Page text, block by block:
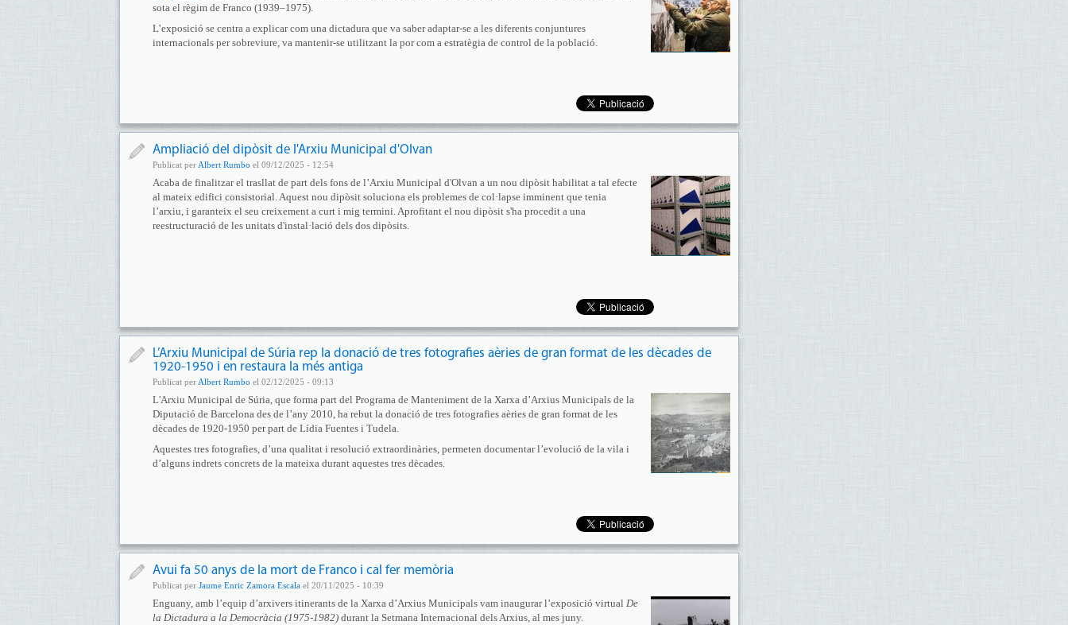
sota el règim de Franco (1939–1975).
L’exposició se centra a explicar com una dictadura que va saber adaptar-se a les diferents conjuntures
internacionals per sobreviure, va mantenir-se utilitzant la por com a estratègia de control de la població.
Ampliació del dipòsit de l'Arxiu Municipal d'Olvan
Publicat per Albert Rumbo el 09/12/2025 - 12:54
Acaba de finalitzar el trasllat de part dels fons de l’Arxiu Municipal d'Olvan a un nou dipòsit habilitat a tal efecte
al mateix edifici consistorial. Aquest nou dipòsit soluciona els problemes de col·lapse imminent que tenia
l’arxiu, i garanteix el seu creixement a curt i mig termini. Aprofitant el nou dipòsit s'ha procedit a una
reestructuració de les unitats d'instal·lació dels dos dipòsits.
L’Arxiu Municipal de Súria rep la donació de tres fotografies aèries de gran format de les dècades de
1920-1950 i en restaura la més antiga
Publicat per Albert Rumbo el 02/12/2025 - 09:13
L'Arxiu Municipal de Súria, que forma part del Programa de Manteniment de la Xarxa d’Arxius Municipals de la
Diputació de Barcelona des de l’any 2010, ha rebut la donació de tres fotografies aèries de gran format de les
dècades de 1920-1950 per part de Lídia Fuentes i Tudela.
Aquestes tres fotografies, d’una qualitat i resolució extraordinàries, permeten documentar l’evolució de la vila i
d’alguns indrets concrets de la mateixa durant aquestes tres dècades.
Avui fa 50 anys de la mort de Franco i cal fer memòria
Publicat per Jaume Enric Zamora Escala el 20/11/2025 - 10:39
Enguany, amb l’equip d’arxivers itinerants de la Xarxa d’Arxius Municipals vam inaugurar l’exposició virtual De
la Dictadura a la Democràcia (1975-1982) durant la Setmana Internacional dels Arxius, al mes juny.